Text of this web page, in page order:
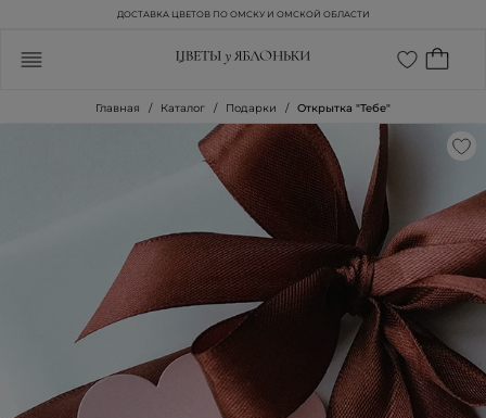
ДОСТАВКА ЦВЕТОВ ПО ОМСКУ И ОМСКОЙ ОБЛАСТИ
Главная Каталог Подарки Открытка "Тебе"